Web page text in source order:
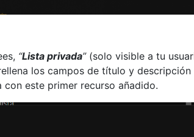
“Lista privada” (solo visible a tu
los campos de título y descripción
con este primer recurso añadido.